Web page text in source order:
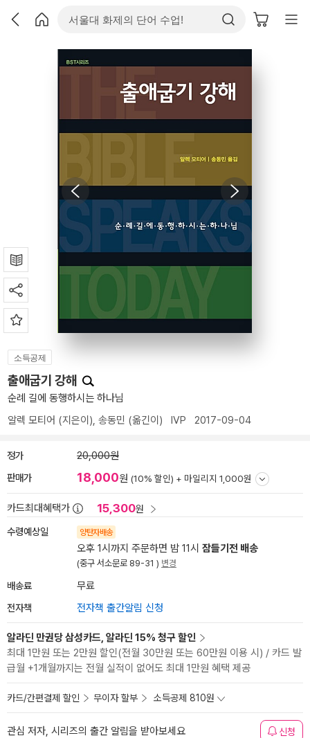
소득공제
출애굽기 강해
순례 길에 동행하시는 하나님
알렉 모티어 (지은이), 송동민 (옮긴이) IVP 2017-09-04
정가 20,000원
판매가 18,000원 (10% 할인) + 마일리지 1,000원
카드최대혜택가 15,300원
수령예상일 양탄자배송
오후 1시까지 주문하면 밤 11시 잠들기전 배송
(중구 서소문로 89-31 ) 변경
배송료 무료
전자책 전자책 출간알림 신청
알라딘 만권당 삼성카드, 알라딘 15% 청구 할인
최대 1만원 또는 2만원 할인(전월 30만원 또는 60만원 이용 시) / 카드 발
급월 +1개월까지는 전월 실적이 없어도 최대 1만원 혜택 제공
카드/간편결제 할인 무이자 할부 소득공제 810원
관심 저자, 시리즈의 출간 알림을 받아보세요 신청